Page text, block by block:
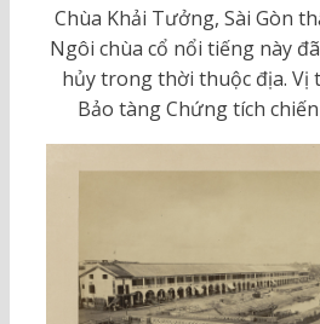
Chùa Khải Tưởng, Sài Gòn
Ngôi chùa cổ nổi tiếng này
hủy trong thời thuộc địa. Vị
Bảo tàng Chứng tích